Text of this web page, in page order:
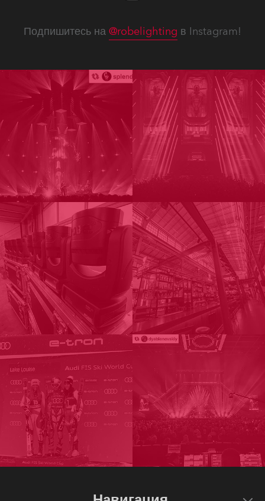
Подпишитесь на @robelighting в Instagram!